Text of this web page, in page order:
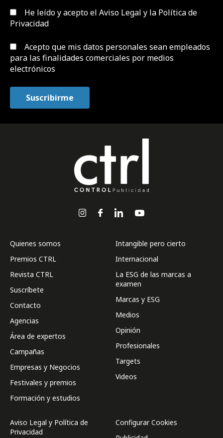
He leído y acepto el Aviso Legal y la Política de
Privacidad
Acepto que mis datos personales sean empleados
para las finalidades comerciales por medios
electrónicos
Quienes somos
Premios CTRL
Revista CTRL
Suscríbete
Contacto
Agencias
Área de expertos
Campañas
Empresas y Negocios
Festivales y premios
Formación y estudios
Intangible pero cierto
Internacional
La ESG de las marcas a
examen
Marcas y ESG
Medios
Opinión
Profesionales
Targets
Videos
Aviso Legal y Política de
Privacidad
Configurar Cookies